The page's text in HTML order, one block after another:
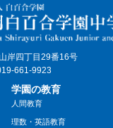
岸四丁目29番16号
661-9923
学園の教育
人間教育
理数・英語教育